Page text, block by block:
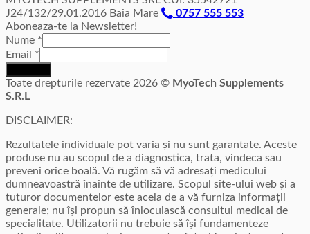
J24/132/29.01.2016 Baia Mare
0757 555 553
Aboneaza-te la Newsletter!
Nume *
Email *
Toate drepturile rezervate 2026 © MyoTech Supplements
S.R.L
DISCLAIMER:
Rezultatele individuale pot varia și nu sunt garantate. Aceste
produse nu au scopul de a diagnostica, trata, vindeca sau
preveni orice boală. Vă rugăm să vă adresați medicului
dumneavoastră înainte de utilizare. Scopul site-ului web și a
tuturor documentelor este acela de a vă furniza informații
generale; nu își propun să înlocuiască consultul medical de
specialitate. Utilizatorii nu trebuie să își fundamenteze